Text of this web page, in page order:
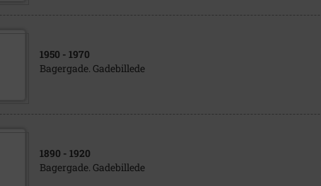
1950 - 1970
Bagergade. Gadebillede
1890 - 1920
Bagergade. Gadebillede